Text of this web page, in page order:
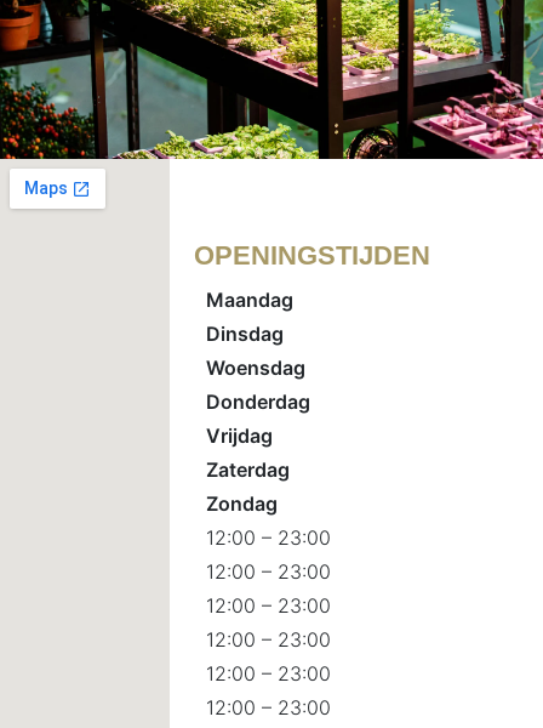
OPENINGSTIJDEN
Maandag
Dinsdag
Woensdag
Donderdag
Vrijdag
Zaterdag
Zondag
12:00 – 23:00
12:00 – 23:00
12:00 – 23:00
12:00 – 23:00
12:00 – 23:00
12:00 – 23:00